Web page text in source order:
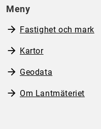
Meny
Fastighet och mark
Kartor
Geodata
Om Lantmäteriet